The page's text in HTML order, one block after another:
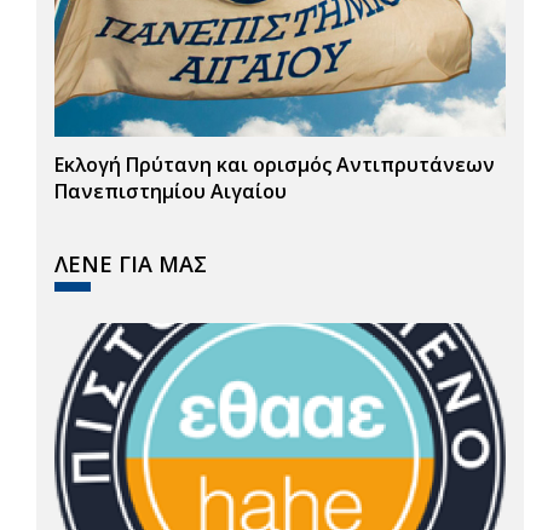
Εκλογή Πρύτανη και ορισμός Αντιπρυτάνεων
Πανεπιστημίου Αιγαίου
ΛΕΝΕ ΓΙΑ ΜΑΣ